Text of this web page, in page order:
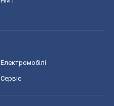
Електромобілі
Сервіс